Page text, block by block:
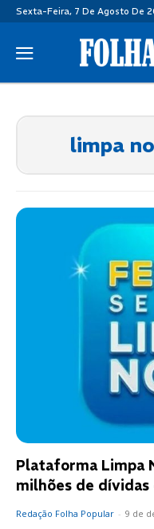
Sexta-Feira, 7 De Agosto De
limpa
Plataforma Limpa
milhões de
Redação Folha Popular - 9 de